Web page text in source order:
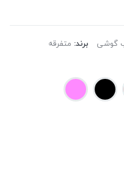
گوشی برند: متفرقه